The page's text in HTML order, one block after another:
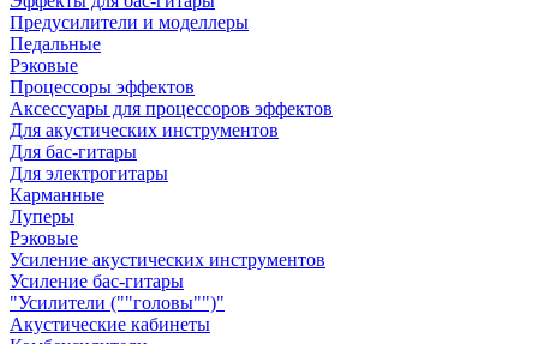
Предусилители и моделлеры
Педальные
Рэковые
Процессоры эффектов
Аксессуары для процессоров эффектов
Для акустических инструментов
Для бас-гитары
Для электрогитары
Карманные
Луперы
Рэковые
Усиление акустических инструментов
Усиление бас-гитары
"Усилители (""головы"")"
Акустические кабинеты